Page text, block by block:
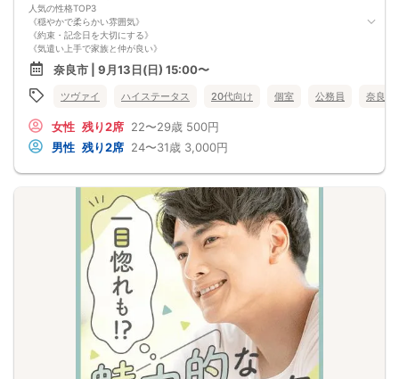
人気の性格TOP3
《穏やかで柔らかい雰囲気》
《約束・記念日を大切にする》
《気遣い上手で家族と仲が良い》
※上記、すべてに当てはまる方
結婚しても記念日は大切にしたい。
お互いの家族とは良好な関係でありたい。
一緒にいて安心できたり
そばにいて居心地が良いお相手を見つけたい！
そんな皆様におすすめのパーティーです♡
奈良市 | 9月13日(日) 15:00〜
ツヴァイ ハイステータス 20代向け 個室 公務員 奈良県
女性 残り2席 22〜29歳 500円
男性 残り2席 24〜31歳 3,000円